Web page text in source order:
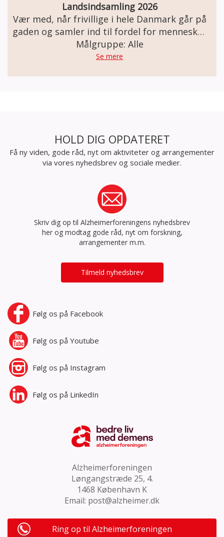
Landsindsamling 2026
Vær med, når frivillige i hele Danmark går på
gaden og samler ind til fordel for mennesker
med demens og deres pårørende. Giv 2-3
timer af din tid og gå en rute i dit
Målgruppe: Alle
Se mere
HOLD DIG OPDATERET
Få ny viden, gode råd, nyt om aktiviteter og arrangementer
via vores nyhedsbrev og sociale medier.
Skriv dig op til Alzheimerforeningens nyhedsbrev
her og modtag gode råd, nyt om forskning,
arrangementer m.m.
Tilmeld nyhedsbrev
Følg os på Facebook
Følg os på Youtube
Følg os på Instagram
Følg os på LinkedIn
Alzheimerforeningen
Løngangstræde 25, 4.
1468 København K
Email: post@alzheimer.dk
Ring op til Alzheimerforeningen